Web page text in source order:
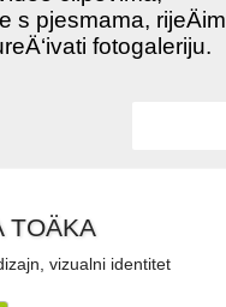
s pjesmama,
fotogaleriju.
vizualni identitet